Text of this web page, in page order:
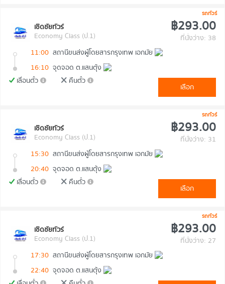
รถทัวร์
เชิดชัยทัวร์
Economy Class (ป.1)
฿293.00
ที่นั่งว่าง: 38
11:00 สถานีขนส่งผู้โดยสารกรุงเทพ เอกมัย
16:10 จุดจอด ต.แสนตุ้ง
เลื่อนตั๋ว
คืนตั๋ว
เลือก
รถทัวร์
เชิดชัยทัวร์
Economy Class (ป.1)
฿293.00
ที่นั่งว่าง: 31
15:30 สถานีขนส่งผู้โดยสารกรุงเทพ เอกมัย
20:40 จุดจอด ต.แสนตุ้ง
เลื่อนตั๋ว
คืนตั๋ว
เลือก
รถทัวร์
เชิดชัยทัวร์
Economy Class (ป.1)
฿293.00
ที่นั่งว่าง: 27
17:30 สถานีขนส่งผู้โดยสารกรุงเทพ เอกมัย
22:40 จุดจอด ต.แสนตุ้ง